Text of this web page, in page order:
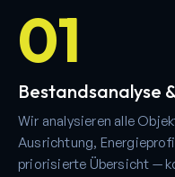
01
Bestandsanalyse
Wir analysieren alle
Ausrichtung,
priorisierte Übersicht —